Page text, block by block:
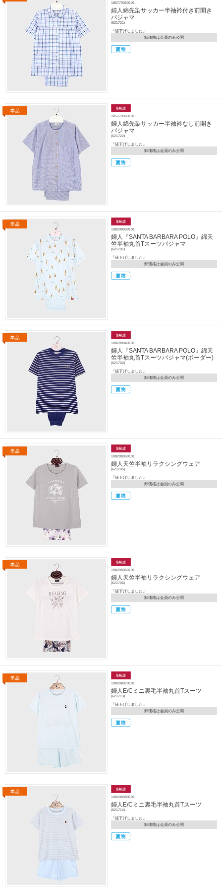
185770050101
婦人綿先染サッカー半袖衿付き前開き
パジャマ
(621721)
『値下げしました』
卸価格は会員のみ公開
185770060101
婦人綿先染サッカー半袖衿なし前開き
パジャマ
(621722)
『値下げしました』
卸価格は会員のみ公開
108208030101
婦人『SANTA BARBARA POLO』綿天
竺半袖丸首Tスーツパジャマ
(621701)
『値下げしました』
卸価格は会員のみ公開
108208040101
婦人『SANTA BARBARA POLO』綿天
竺半袖丸首Tスーツパジャマ(ボーダー)
(621702)
『値下げしました』
卸価格は会員のみ公開
108208050101
婦人天竺半袖リラクシングウェア
(621705)
『値下げしました』
卸価格は会員のみ公開
108208060101
婦人天竺半袖リラクシングウェア
(621706)
『値下げしました』
卸価格は会員のみ公開
108208070101
婦人E/Cミニ裏毛半袖丸首Tスーツ
(621713)
『値下げしました』
卸価格は会員のみ公開
108208080101
婦人E/Cミニ裏毛半袖丸首Tスーツ
(621714)
『値下げしました』
卸価格は会員のみ公開